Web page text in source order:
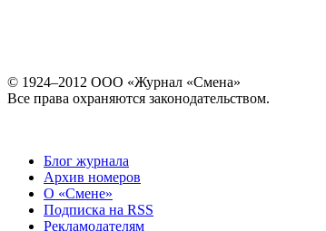
© 1924–2012 ООО «Журнал «Смена»
Все права охраняются законодательством.
Блог журнала
Архив номеров
О «Смене»
Подписка на RSS
Рекламодателям